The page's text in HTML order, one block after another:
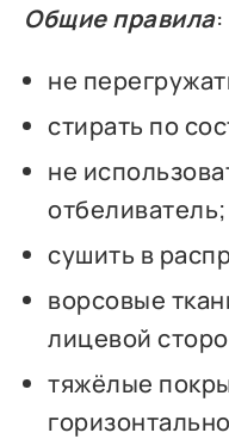
Общие правила:
не
стирать по
не
отбеливатель;
сушить в
ворсовые
лицевой
тяжёлые